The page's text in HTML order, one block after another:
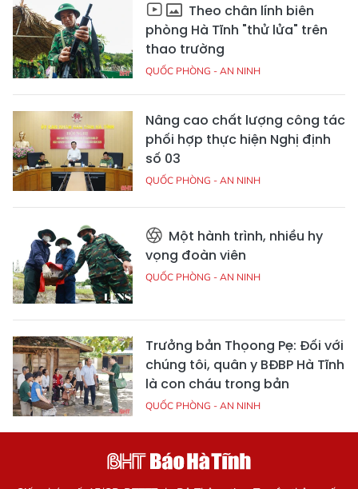
Theo chân lính biên
phòng Hà Tĩnh "thử lửa" trên
thao trường
QUỐC PHÒNG - AN NINH
Nâng cao chất lượng công tác
phối hợp thực hiện Nghị định
số 03
QUỐC PHÒNG - AN NINH
Một hành trình, nhiều hy
vọng đoàn viên
QUỐC PHÒNG - AN NINH
Trưởng bản Thọong Pẹ: Đối với
chúng tôi, quân y BĐBP Hà Tĩnh
là con cháu trong bản
QUỐC PHÒNG - AN NINH